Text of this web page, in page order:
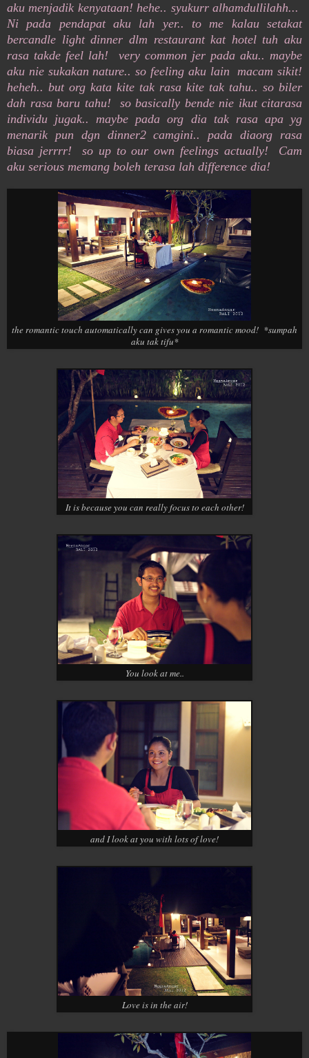
aku menjadik kenyataan! hehe.. syukurr alhamdullilahh...
Ni pada pendapat aku lah yer.. to me kalau setakat
bercandle light dinner dlm restaurant kat hotel tuh aku
rasa takde feel lah! very common jer pada aku.. maybe
aku nie sukakan nature.. so feeling aku lain macam sikit!
heheh.. but org kata kite tak rasa kite tak tahu.. so biler
dah rasa baru tahu! so basically bende nie ikut citarasa
individu jugak.. maybe pada org dia tak rasa apa yg
menarik pun dgn dinner2 camgini.. pada diaorg rasa
biasa jerrrr! so up to our own feelings actually! Cam
aku serious memang boleh terasa lah difference dia!
the romantic touch automatically can gives you a romantic mood! *sumpah
aku tak tifu*
It is because you can really focus to each other!
You look at me..
and I look at you with lots of love!
Love is in the air!